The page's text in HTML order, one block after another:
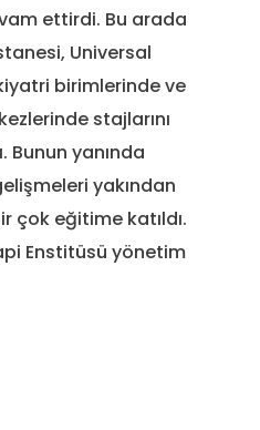
ettirdi. Bu arada
Universal
birimlerinde ve
stajlarını
Bunun yanında
yakından
çok eğitime katıldı.
Enstitüsü yönetim